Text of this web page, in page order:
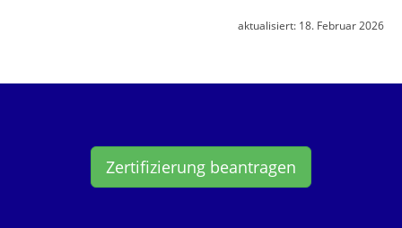
aktualisiert: 18. Februar 2026
Zertifizierung beantragen